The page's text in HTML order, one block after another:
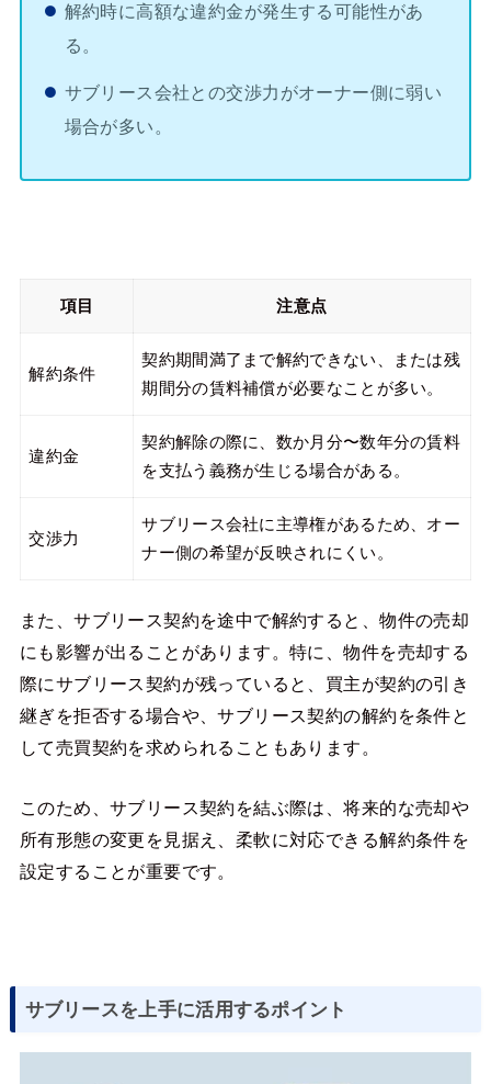
解約時に高額な違約金が発生する可能性があ
る。
サブリース会社との交渉力がオーナー側に弱い
場合が多い。
項目 注意点
解約条件
契約期間満了まで解約できない、または残
期間分の賃料補償が必要なことが多い。
違約金
契約解除の際に、数か月分〜数年分の賃料
を支払う義務が生じる場合がある。
交渉力
サブリース会社に主導権があるため、オー
ナー側の希望が反映されにくい。
また、サブリース契約を途中で解約すると、物件の売却
にも影響が出ることがあります。特に、物件を売却する
際にサブリース契約が残っていると、買主が契約の引き
継ぎを拒否する場合や、サブリース契約の解約を条件と
して売買契約を求められることもあります。
このため、サブリース契約を結ぶ際は、将来的な売却や
所有形態の変更を見据え、柔軟に対応できる解約条件を
設定することが重要です。
サブリースを上手に活用するポイント